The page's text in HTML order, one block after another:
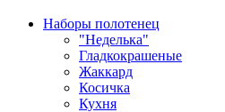
Наборы полотенец
"Неделька"
Гладкокрашеные
Жаккард
Косичка
Кухня